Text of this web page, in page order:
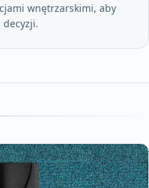
wnętrzarskimi, aby
decyzji.